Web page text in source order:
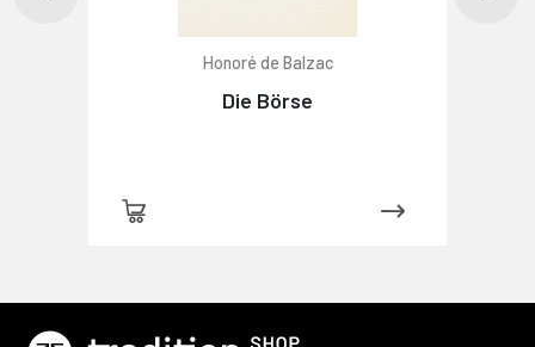
Honoré de Balzac
Die Börse